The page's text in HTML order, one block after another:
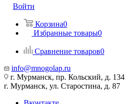
Войти
Корзина0
Избранные товары0
Сравнение товаров0
info@mnogolap.ru
г. Мурманск, пр. Кольский, д. 134
г. Мурманск, ул. Старостина, д. 87